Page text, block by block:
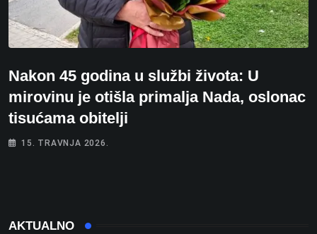
Nakon 45 godina u službi života: U
mirovinu je otišla primalja Nada, oslonac
tisućama obitelji
15. TRAVNJA 2026.
AKTUALNO